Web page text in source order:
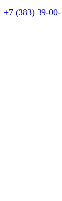
+7 (383) 39-00-